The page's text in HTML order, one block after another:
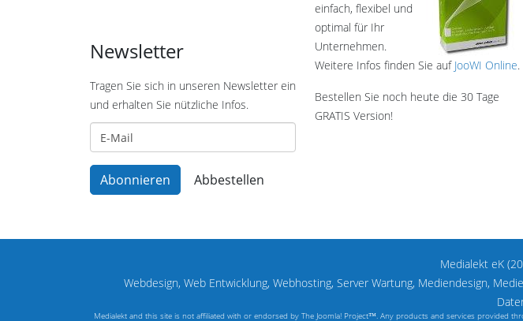
Newsletter
Tragen Sie sich in unseren Newsletter ein
und erhalten Sie nützliche Infos.
einfach, flexibel und
optimal für Ihr
Unternehmen.
Weitere Infos finden Sie auf JooWI Online.
Bestellen Sie noch heute die 30 Tage
GRATIS Version!
Medialekt eK
Webdesign, Web Entwicklung, Webhosting, Server Wartung, Mediendesign,
Medialekt and this site is not affiliated with or endorsed by The Joomla! Project™. Any products and services provided